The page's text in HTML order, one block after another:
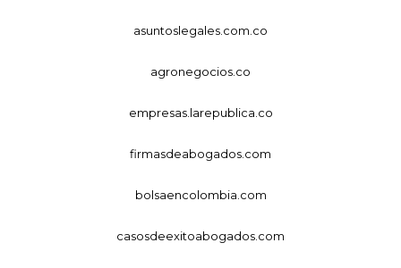
asuntoslegales.com.co
agronegocios.co
empresas.larepublica.co
firmasdeabogados.com
bolsaencolombia.com
casosdeexitoabogados.com